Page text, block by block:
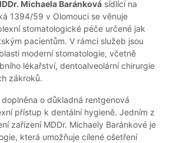
Michaela Baránková sídlící na
1394/59 v Olomouci se věnuje
stomatologické péče určené jak
pacientům. V rámci služeb jsou
moderní stomatologie, včetně
lékařství, dentoalveolární chirurgie
zákroků.
o důkladná rentgenová
přístup k dentální hygieně. Jedním z
zařízení MDDr. Michaely Baránkové je
která umožňuje cílené ošetření